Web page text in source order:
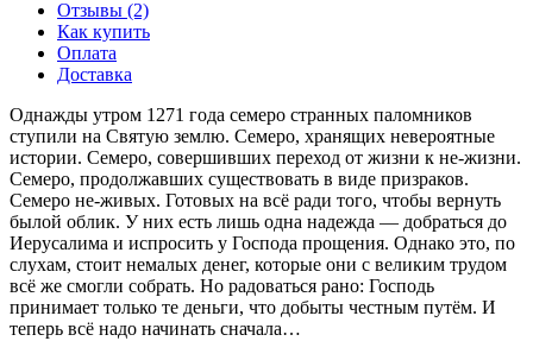
Отзывы (2)
Как купить
Оплата
Доставка
Однажды утром 1271 года семеро странных паломников
ступили на Святую землю. Семеро, хранящих невероятные
истории. Семеро, совершивших переход от жизни к не-жизни.
Семеро, продолжавших существовать в виде призраков.
Семеро не-живых. Готовых на всё ради того, чтобы вернуть
былой облик. У них есть лишь одна надежда — добраться до
Иерусалима и испросить у Господа прощения. Однако это, по
слухам, стоит немалых денег, которые они с великим трудом
всё же смогли собрать. Но радоваться рано: Господь
принимает только те деньги, что добыты честным путём. И
теперь всё надо начинать сначала…